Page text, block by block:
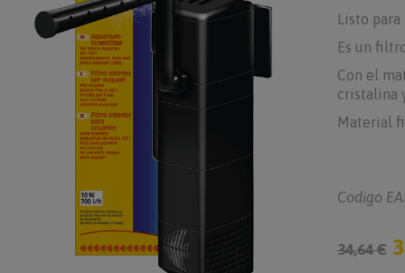
Listo
Es un
Con el
cristalina
Material
Codigo
34,64 €